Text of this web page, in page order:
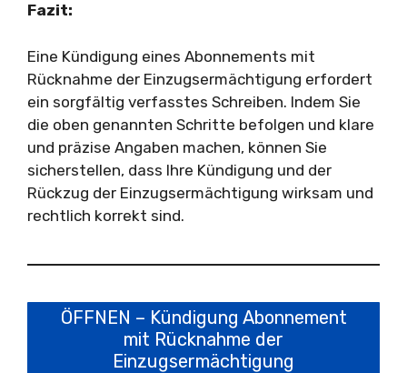
Fazit:
Eine Kündigung eines Abonnements mit
Rücknahme der Einzugsermächtigung erfordert
ein sorgfältig verfasstes Schreiben. Indem Sie
die oben genannten Schritte befolgen und klare
und präzise Angaben machen, können Sie
sicherstellen, dass Ihre Kündigung und der
Rückzug der Einzugsermächtigung wirksam und
rechtlich korrekt sind.
ÖFFNEN – Kündigung Abonnement
mit Rücknahme der
Einzugsermächtigung